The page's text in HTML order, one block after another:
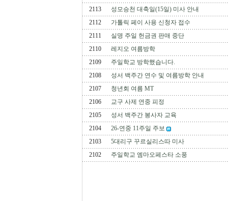
2113
성모승천 대축일(15일) 미사 안내
2112
가톨릭 페이 사용 신청자 접수
2111
실명 주일 헌금권 판매 중단
2110
레지오 여름방학
2109
주일학교 방학했습니다.
2108
성서 백주간 연수 및 여름방학 안내
2107
청년회 여름 MT
2106
교구 사제 연중 피정
2105
성서 백주간 봉사자 교육
2104
26-연중 11주일 주보
2103
5대리구 꾸르실리스따 미사
2102
주일학교 엠마오페스타 소풍